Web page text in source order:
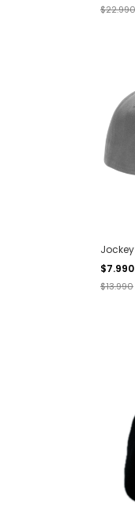
$22.990
$7.990
$13.990